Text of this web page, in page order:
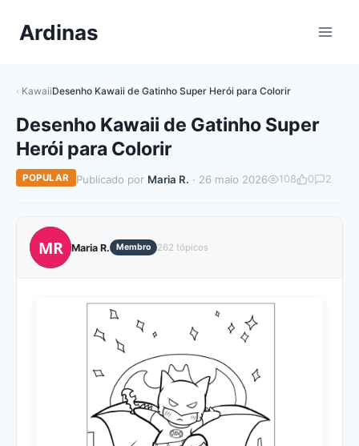
paraArdinas
KawaiiDesenho Kawaii de Gatinho Super Herói para Colorir
Desenho Kawaii de Gatinho Super
Herói para Colorir
POPULAR Publicado por Maria R. · 26 maio 2026 108 0 2
MR Maria R. Membro 262 tópicos